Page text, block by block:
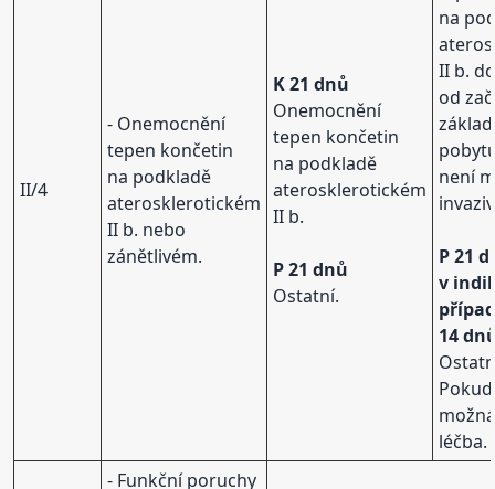
II/4
- Onemocnění
tepen končetin
na podkladě
aterosklerotickém
II b. nebo
zánětlivém.
K 21 dnů
Onemocnění
tepen končetin
na podkladě
aterosklerotickém
II b.
P 21 dnů
Ostatní.
na
II b.
od
není
P 21
v
14
léčba.
- Funkční poruchy